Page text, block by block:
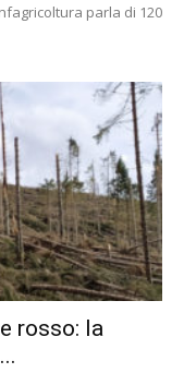
parla di 120
rosso: la